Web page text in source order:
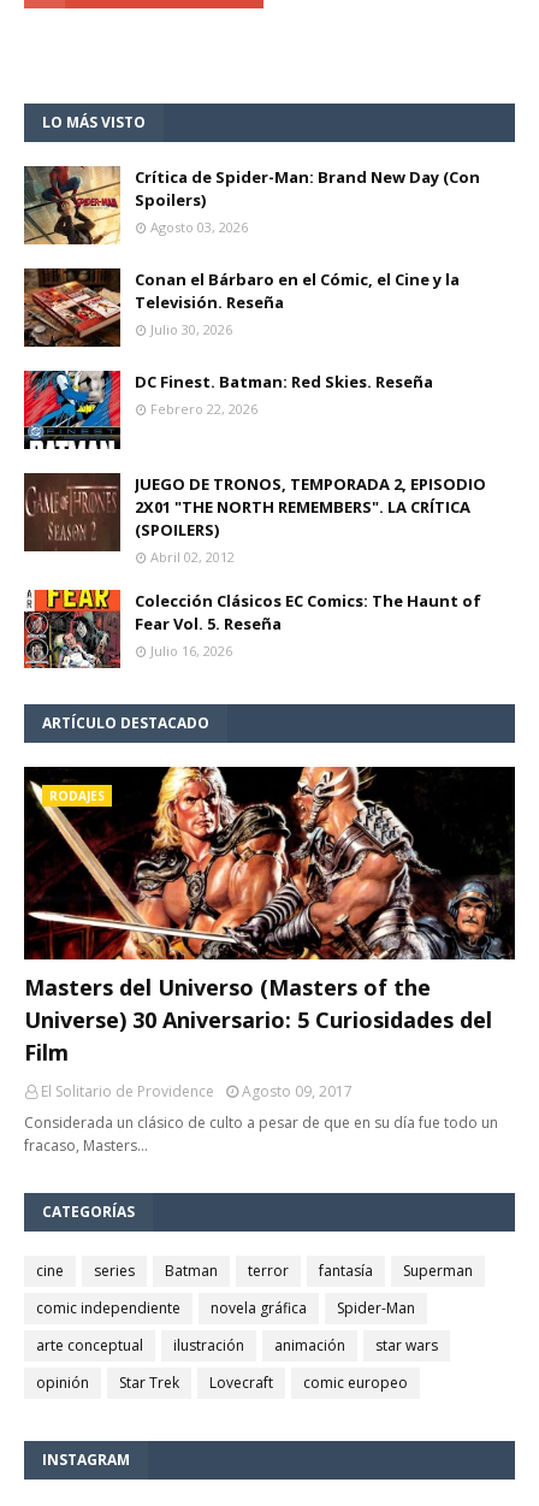
LO MÁS VISTO
Crítica de Spider-Man: Brand New Day (Con
Spoilers)
Agosto 03, 2026
Conan el Bárbaro en el Cómic, el Cine y la
Televisión. Reseña
Julio 30, 2026
DC Finest. Batman: Red Skies. Reseña
Febrero 22, 2026
JUEGO DE TRONOS, TEMPORADA 2, EPISODIO
2X01 "THE NORTH REMEMBERS". LA CRÍTICA
(SPOILERS)
Abril 02, 2012
Colección Clásicos EC Comics: The Haunt of
Fear Vol. 5. Reseña
Julio 16, 2026
ARTÍCULO DESTACADO
RODAJES
Masters del Universo (Masters of the
Universe) 30 Aniversario: 5 Curiosidades del
Film
El Solitario de Providence
Agosto 09, 2017
Considerada un clásico de culto a pesar de que en su día fue todo un
fracaso, Masters…
CATEGORÍAS
cine series Batman terror fantasía
Superman
comic independiente
novela gráfica
Spider-Man
arte conceptual
ilustración animación
star wars
opinión
Star Trek Lovecraft comic europeo
INSTAGRAM